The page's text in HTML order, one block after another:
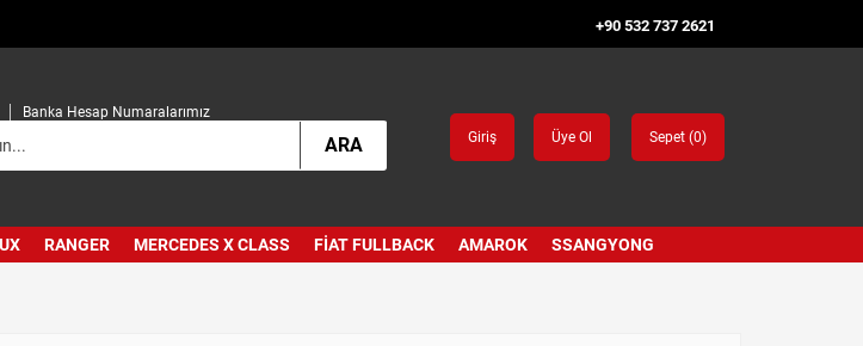
+90 532 737 2621
Banka Hesap Numaralarımız
ARA Giriş Üye Ol Sepet (0)
RANGER MERCEDES X CLASS FIAT FULLBACK AMAROK SSANGYONG